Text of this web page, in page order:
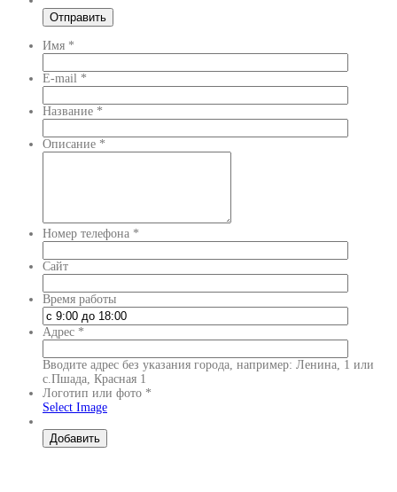
Имя *
E-mail *
Название *
Описание *
Номер телефона *
Сайт
Время работы
Адрес *
Вводите адрес без указания города, например: Ленина, 1 или
с.Пшада, Красная 1
Логотип или фото *
Select Image